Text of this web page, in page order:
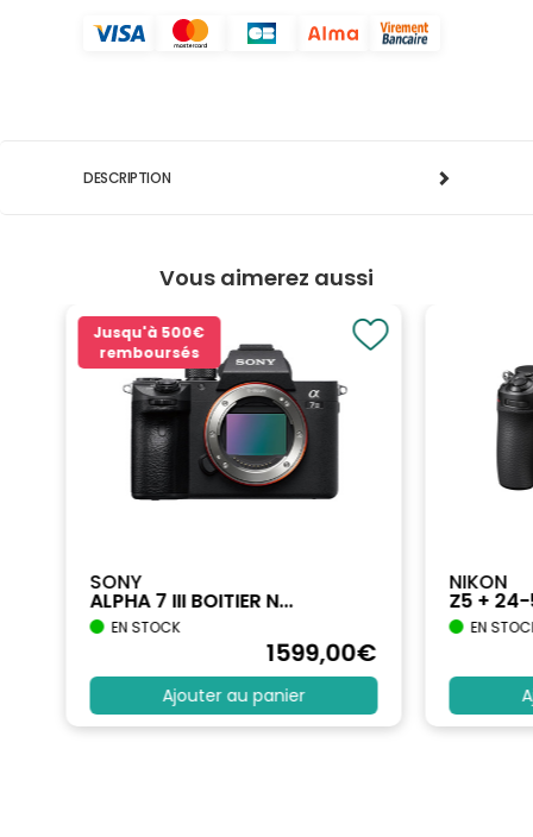
DESCRIPTION
Vous aimerez aussi
Jusqu'à 500€
remboursés
SONY
ALPHA 7 III BOITIER N...
EN STOCK
1599,00€
Ajouter au panier
NIKON
Z5 +
EN